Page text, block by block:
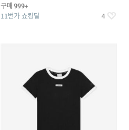
구매 999+
11번가 쇼킹딜 4